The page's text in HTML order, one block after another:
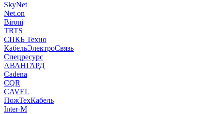
SkyNet
Net.on
Bironi
TRTS
СПКБ Техно
КабельЭлектроСвязь
Спецресурс
АВАНГАРД
Cadena
CQR
CAVEL
ПожТехКабель
Inter-M